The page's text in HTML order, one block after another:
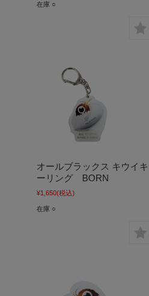
在庫 ○
オールブラックス キウイキ
ーリング BORN
¥1,650(税込)
在庫 ○